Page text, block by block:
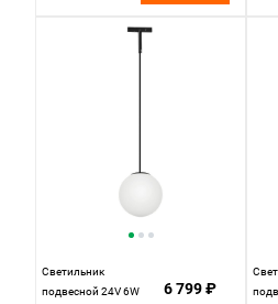
Светильник
подвесной 24V 6W
6 799 ₽